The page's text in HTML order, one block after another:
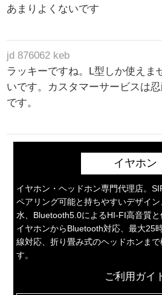
あまりよくないです
jd 876062 keb
ラッキーですね。L型しか使えま
いです。カスタマーサービスは
です。
イヤホン
イヤホン・ヘッドホン専門代理店。
ペアリング可能と持ちやすいデザイ
水、Bluetooth5.0によるHI-FI高音質
イヤホンからBluetooth対応、最大25
線対応、折り畳み式のヘッドホンま
す。
ご利用ガイ